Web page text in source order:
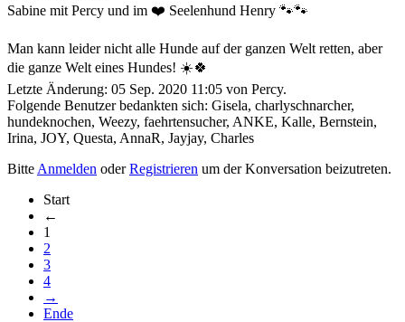
Sabine mit Percy und im ❤️ Seelenhund Henry 🐾🐾
Man kann leider nicht alle Hunde auf der ganzen Welt retten, aber
die ganze Welt eines Hundes! ☀️🍀
Letzte Änderung: 05 Sep. 2020 11:05 von Percy.
Folgende Benutzer bedankten sich: Gisela, charlyschnarcher,
hundeknochen, Weezy, faehrtensucher, ANKE, Kalle, Bernstein,
Irina, JOY, Questa, AnnaR, Jayjay, Charles
Bitte Anmelden oderRegistrieren um der Konversation beizutreten.
Start
←
1
2
3
4
→
Ende